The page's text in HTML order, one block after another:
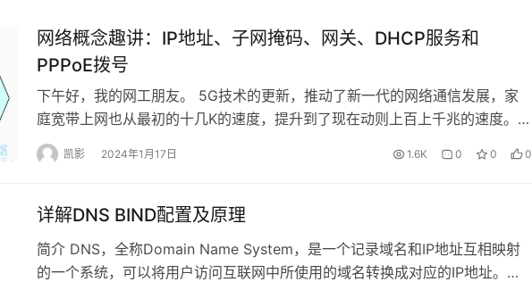
网络概念趣讲：IP地址、子网掩码、网关、DHCP服务和
PPPoE拨号
下午好，我的网工朋友。 5G技术的更新，推动了新一代的网络通信发展，家
庭宽带上网也从最初的十几K的速度，提升到了现在动则上百上千兆的速度。
很多有部署了家庭NAS的用户，甚至都已经更新到了10G级别的内部局域网
了。现在6G都要来了。 在这个信息互联的时代，网络的基础知识肯定得掌
DHCP服务和…
凯影 2024年1月17日 1.6K 0 0 0
详解DNS BIND配置及原理
简介 DNS，全称Domain Name System，是一个记录域名和IP地址互相映射
的一个系统，可以将用户访问互联网中所使用的域名转换成对应的IP地址。通